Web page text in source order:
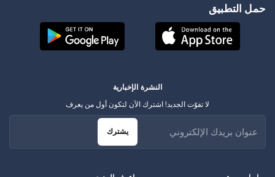
حمل التطبيق
النشرة الإخبارية
لا تفوّت الجديد! اشترك الآن لتكون أول من يعرف
يشترك